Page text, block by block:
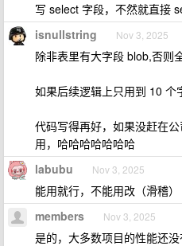
写 select 字段，不然就直接
isnullstring Nov 3, 2025
除非表里有大字段 blob,否则
如果后续逻辑上只用到 10 个
代码写得再好，如果没赶在
用，哈哈哈哈哈哈哈
labubu Nov 3, 2025
能用就行，不能用改（滑稽）
members Nov 3, 2025
是的，大多数项目的性能还没